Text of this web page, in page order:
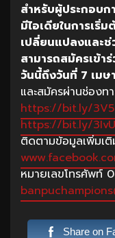
สำหรับผู้ประกอบ
มีไอเดียในการเริ่
เปลี่ยนแปลงและ
สามารถสมัครเข้า
วันนี้ถึงวันที่ 7 เมษ
และสมัครผ่านช่องท
https://bit.ly/
https://bit.ly/
ติดตามข้อมูลเพิ่มเติ
หมายเลขโทรศัพท์
Share on